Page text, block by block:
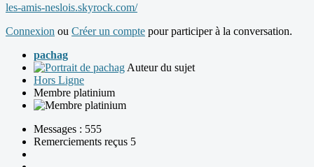
les-amis-neslois.skyrock.com/
Connexion ou Créer un compte pour participer à la conversation.
pachag
Auteur du sujet
Hors Ligne
Membre platinium
Messages : 555
Remerciements reçus 5